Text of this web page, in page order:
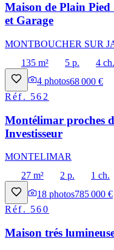
Maison de Plain Pied
et Garage
MONTBOUCHER SUR
135 m²
5 p. 4 ch.
4 photos68 000 €
Réf. 562
Montélimar proches
Investisseur
MONTELIMAR
27 m²
2 p.
1 ch.
18 photos785 000 €
Réf. 560
Maison trés